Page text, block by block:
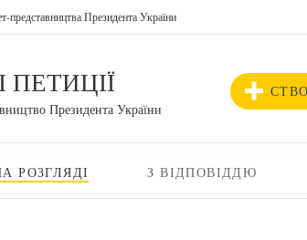
представництва Президента України
ПЕТИЦІЇ
Президента України
РОЗГЛЯДІ З ВІДПОВІДДЮ